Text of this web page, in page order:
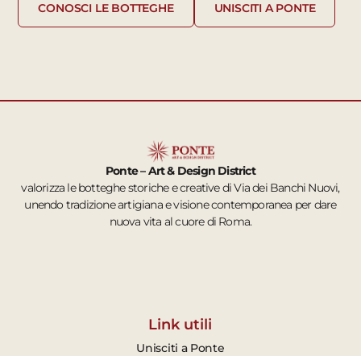
CONOSCI LE BOTTEGHE UNISCITI A PONTE
Ponte – Art & Design District
valorizza le botteghe storiche e creative di Via dei Banchi Nuovi,
unendo tradizione artigiana e visione contemporanea per dare
nuova vita al cuore di Roma.
Link utili
Unisciti a Ponte